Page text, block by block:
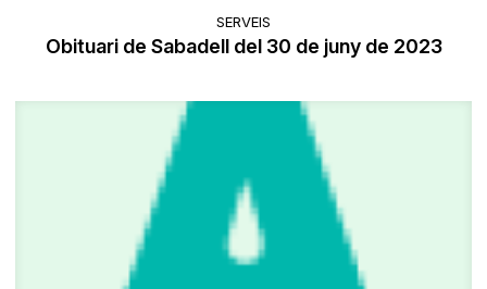
SERVEIS
Obituari de Sabadell del 30 de juny de 2023